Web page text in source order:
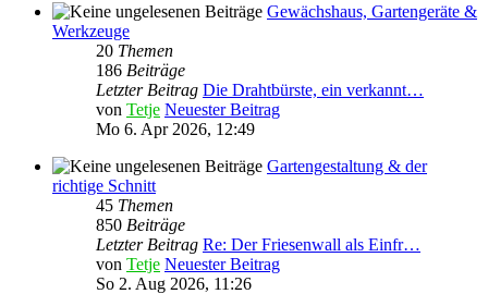
Gewächshaus, Gartengeräte &
Werkzeuge
20 Themen
186 Beiträge
Letzter Beitrag Die Drahtbürste, ein verkannt…
von Tetje Neuester Beitrag
Mo 6. Apr 2026, 12:49
Gartengestaltung & der
richtige Schnitt
45 Themen
850 Beiträge
Letzter Beitrag Re: Der Friesenwall als Einfr…
von Tetje Neuester Beitrag
So 2. Aug 2026, 11:26